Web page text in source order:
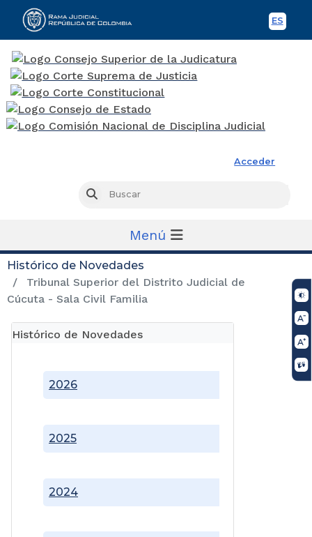
ES
Acceder
Buscar
Menú
Histórico de Novedades
Tribunal Superior del Distrito Judicial de
Cúcuta - Sala Civil Familia
Histórico de Novedades
2024
2025
2026